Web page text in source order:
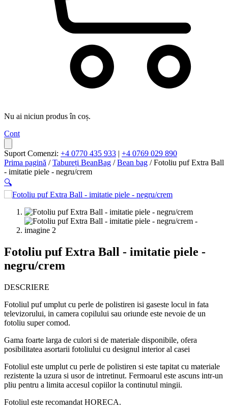
Nu ai niciun produs în coș.
Cont
Suport Comenzi: +4 0770 435 933 | +4 0769 029 890
Prima pagină /Tabureți BeanBag /Bean bag / Fotoliu puf Extra Ball
- imitatie piele - negru/crem
🔍
Fotoliu puf Extra Ball - imitatie piele -
negru/crem
DESCRIERE
Fotoliul puf umplut cu perle de polistiren isi gaseste locul in fata
televizorului, in camera copilului sau oriunde este nevoie de un
fotoliu super comod.
Gama foarte larga de culori si de materiale disponibile, ofera
posibilitatea asortarii fotoliului cu designul interior al casei
Fotoliul este umplut cu perle de polistiren si este tapitat cu materiale
rezistente la uzura si usor de intretinut. Fermoarul este ascuns intr-un
pliu pentru a limita accesul copiilor la continutul mingii.
Fotoliul este recomandat HORECA.